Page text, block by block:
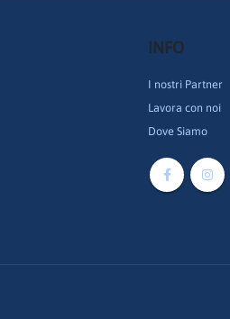
INFO
I nostri Partner
Lavora con noi
Dove Siamo